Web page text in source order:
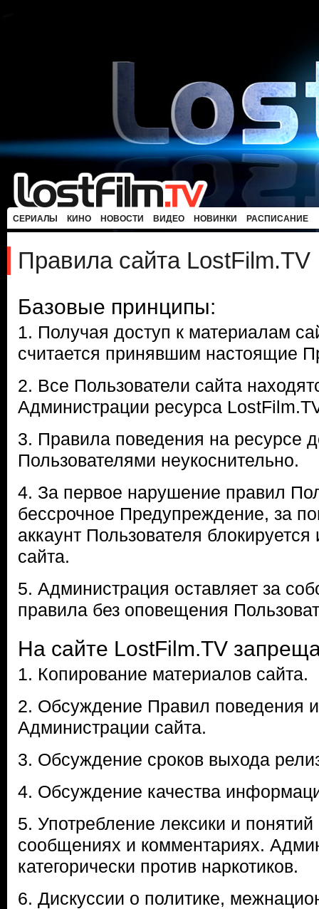
СЕРИАЛЫ КИНО НОВОСТИ ВИДЕО НОВИНКИ РАСПИСАНИЕ
Правила сайта LostFilm.TV
Базовые принципы:
1. Получая доступ к материалам
считается принявшим настоящие
2. Все Пользователи сайта
Администрации ресурса
3. Правила поведения на ресурсе
Пользователями неукоснительно.
4. За первое нарушение правил
бессрочное Предупреждение, за
аккаунт Пользователя
сайта.
5. Администрация оставляет за
правила без оповещения
На сайте LostFilm.TV
1. Копирование материалов сайта.
2. Обсуждение Правил поведения
Администрации сайта.
3. Обсуждение сроков выхода
4. Обсуждение качества
5. Употребление лексики и
сообщениях и комментариях.
категорически против наркотиков.
6. Дискуссии о политике,